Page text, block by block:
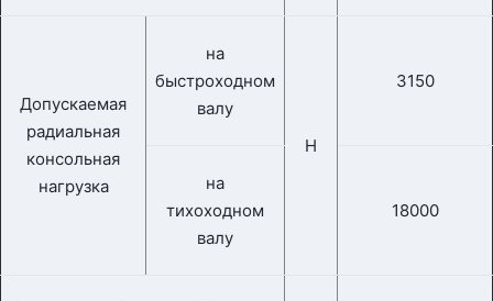
Допускаемая
радиальная
консольная
нагрузка
на
быстроходном
валу
Н
3150
на
тихоходном
валу
18000